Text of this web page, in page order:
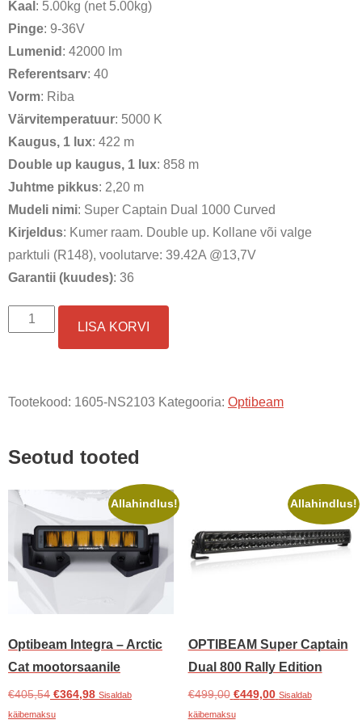
Kaal : 5.00kg (net 5.00kg)
Pinge: 9-36V
Lumenid : 42000 lm
Referentsarv: 40
Vorm: Riba
Värvitemperatuur: 5000 K
Kaugus, 1 lux: 422 m
Double up kaugus, 1 lux: 858 m
Juhtme pikkus: 2,20 m
Mudeli nimi: Super Captain Dual 1000 Curved
Kirjeldus: Kumer raam. Double up. Kollane või valge
parktuli (R148), voolutarve: 39.42A @13,7V
Garantii (kuudes): 36
OPTIBEAM
1000
kogus
LISA KORVI
Tootekood: 1605-NS2103 Kategooria: Optibeam
Seotud tooted
Allahindlus!
Optibeam Integra – Arctic
Cat mootorsaanile
€405,54 Algne
hind
€364,98Praegune
Sisaldab
käibemaksu
Allahindlus!
OPTIBEAM Super Captain
Dual 800 Rally Edition
€499,00 Algne
hind
€449,00Praegune
Sisaldab
käibemaksu